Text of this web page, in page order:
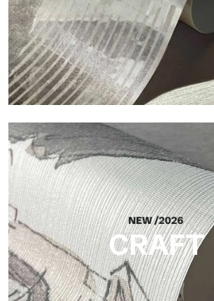
Silk
Helle und elegante Oberfläche mit feiner
die das Licht reflektiert und der Fläche
CRAFT